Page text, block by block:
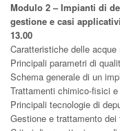
Modulo 2 – Impianti di
gestione e casi
13.00
Caratteristiche delle
Principali parametri di
Schema generale di un
Trattamenti chimico-fisici
Principali tecnologie di
Gestione e trattamento dei